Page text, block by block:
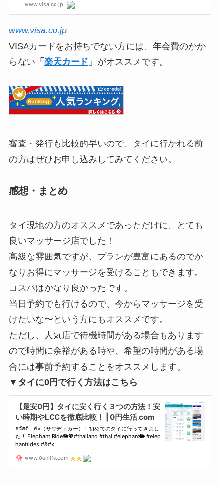
www.visa.co.jp
VISAカードをお持ちでない方には、年会費のかか
らない 「 楽天カード 」 がオススメです。
審査・発行も比較的早いので、タイに行かれる前
の方はぜひお申し込みしてみてください。
感想・まとめ
タイ現地の方のオススメであっただけに、とても
良いマッサージ店でした！
高級な雰囲気ですが、プランが豊富にあるのでか
なりお得にマッサージを受けることもできます。
コスパはかなり良かったです。
当日予約でも行けるので、今からマッサージを受
けたいな〜という方にもオススメです。
ただし、人気店で待機時間がある場合もあります
ので時間に余裕がある時や、希望の時間がある場
合には事前予約することをオススメします。
▼タイに0円で行く方法はこちら